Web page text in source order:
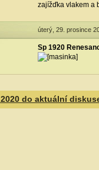
zajížďka vlakem a
úterý, 29. prosince
Sp 1920
do aktuální